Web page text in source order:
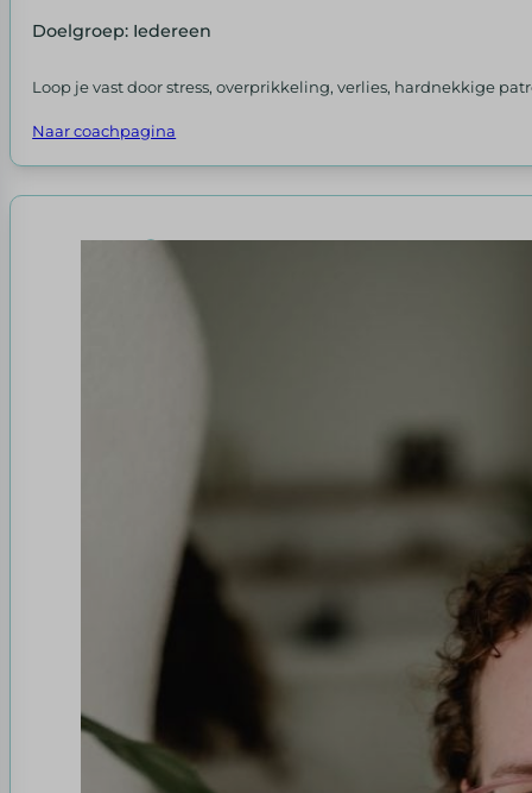
Doelgroep: Iedereen
Loop je vast door stress, overprikkeling, verlies, hardnekkige
Naar coachpagina